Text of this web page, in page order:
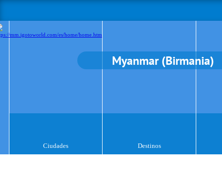
Myanmar (Birmania)
Ciudades Destinos